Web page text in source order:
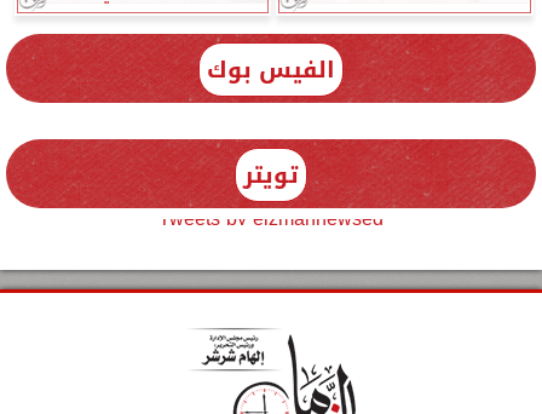
الفيس بوك
تويتر
Tweets by elzmannewseg